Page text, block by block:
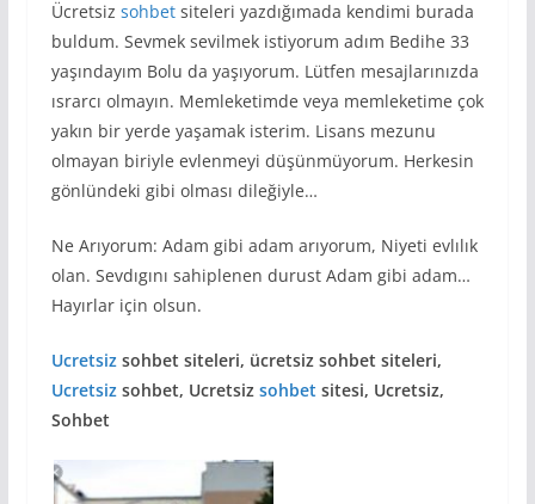
Ücretsiz sohbetsiteleri yazdığımada kendimi burada
buldum. Sevmek sevilmek istiyorum adım Bedihe 33
yaşındayım Bolu da yaşıyorum. Lütfen mesajlarınızda
ısrarcı olmayın. Memleketimde veya memleketime çok
yakın bir yerde yaşamak isterim. Lisans mezunu
olmayan biriyle evlenmeyi düşünmüyorum. Herkesin
gönlündeki gibi olması dileğiyle…
Ne Arıyorum: Adam gibi adam arıyorum, Niyeti evlılık
olan. Sevdıgını sahiplenen durust Adam gibi adam…
Hayırlar için olsun.
Ucretsizsohbet siteleri, ücretsiz sohbet siteleri,
Ucretsizsohbet, Ucretsiz sohbet sitesi, Ucretsiz,
Sohbet